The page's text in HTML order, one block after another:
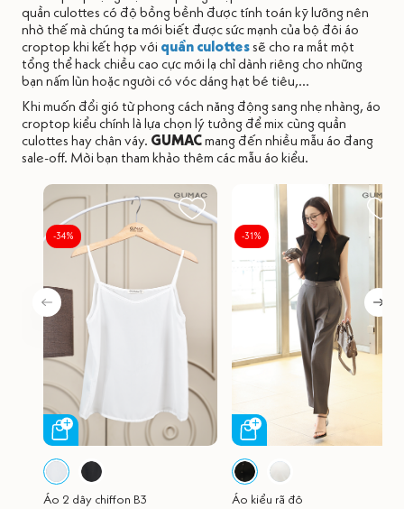
quần culottes có độ bồng bềnh được tính toán kỹ lưỡng nên
nhờ thế mà chúng ta mới biết được sức mạnh của bộ đôi áo
croptop khi kết hợp với quần culottessẽ cho ra mắt một
tổng thể hack chiều cao cực mới lạ chỉ dành riêng cho những
bạn nấm lùn hoặc người có vóc dáng hạt bé tiêu,...
Khi muốn đổi gió từ phong cách năng động sang nhẹ nhàng, áo
croptop kiểu chính là lựa chọn lý tưởng để mix cùng quần
culottes hay chân váy. GUMACmang đến nhiều mẫu áo đang
sale-off. Mời bạn tham khảo thêm các mẫu áo kiểu.
-34%
Áo 2 dây chiffon B3
-31%
Áo kiểu rã đô